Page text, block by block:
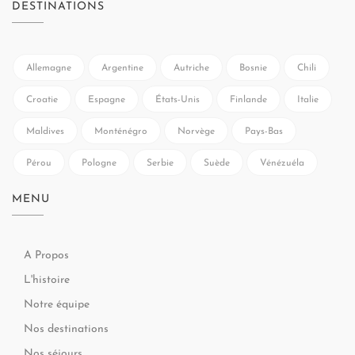
DESTINATIONS
Allemagne Argentine Autriche Bosnie Chili
Croatie Espagne États-Unis Finlande Italie
Maldives Monténégro Norvège Pays-Bas
Pérou Pologne Serbie Suède Vénézuéla
MENU
A Propos
L'histoire
Notre équipe
Nos destinations